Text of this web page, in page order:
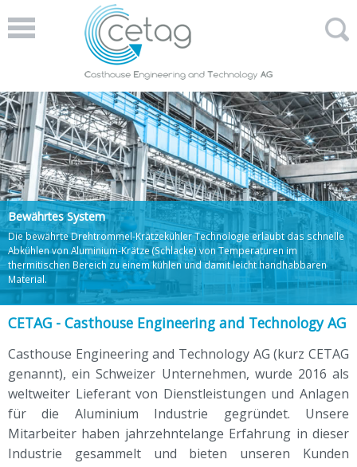
Bewährtes System
Die bewährte Drehtrommel-Krätzekühler Technologie erlaubt das schnelle
Abkühlen von Aluminium-Krätze (Schlacke) von Temperaturen im
thermitischen Bereich zu einem kühlen und damit leicht handhabbaren
Material.
CETAG - Casthouse Engineering and Technology AG
Casthouse Engineering and Technology AG (kurz CETAG
genannt), ein Schweizer Unternehmen, wurde 2016 als
weltweiter Lieferant von Dienstleistungen und Anlagen
für die Aluminium Industrie gegründet. Unsere
Mitarbeiter haben jahrzehntelange Erfahrung in dieser
Industrie gesammelt und bieten unseren Kunden